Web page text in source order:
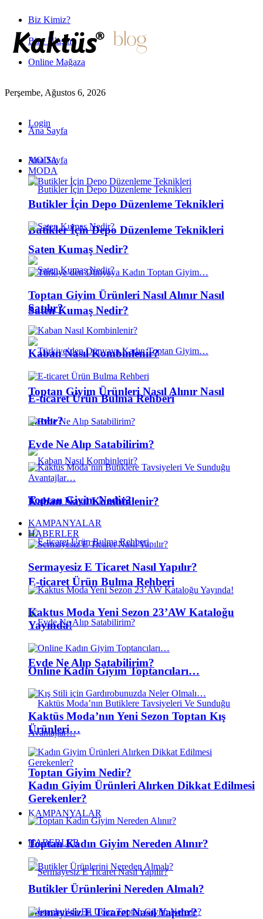
Biz Kimiz?
Bize Ulaşın
Online Mağaza
Perşembe, Ağustos 6, 2026
Login
Ana Sayfa
MODA
Butikler İçin Depo Düzenleme Teknikleri
Saten Kumaş Nedir?
Toptan Giyim Ürünleri Nasıl Alınır Nasıl
Satılır?
Kaban Nasıl Kombinlenir?
E-ticaret Ürün Bulma Rehberi
Evde Ne Alıp Satabilirim?
Toptan Giyim Nedir?
KAMPANYALAR
HABERLER
Sermayesiz E Ticaret Nasıl Yapılır?
Ana Sayfa
MODA
Butikler İçin Depo Düzenleme Teknikleri
Saten Kumaş Nedir?
Toptan Giyim Ürünleri Nasıl Alınır Nasıl
Satılır?
Kaban Nasıl Kombinlenir?
E-ticaret Ürün Bulma Rehberi
Evde Ne Alıp Satabilirim?
Toptan Giyim Nedir?
KAMPANYALAR
HABERLER
Sermayesiz E Ticaret Nasıl Yapılır?
Kaktus Moda Yeni Sezon 23’AW Kataloğu
Yayında!
Online Kadın Giyim Toptancıları…
Kaktüs Moda’nın Yeni Sezon Toptan Kış
Ürünleri…
Kadın Giyim Ürünleri Alırken Dikkat Edilmesi
Gerekenler?
Toptan Kadın Giyim Nereden Alınır?
Butikler Ürünlerini Nereden Almalı?